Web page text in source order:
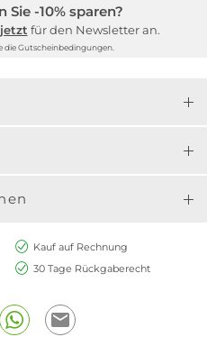
Sie -10% sparen?
jetzt für den Newsletter an.
die Gutscheinbedingungen.
Kauf auf Rechnung
30 Tage Rückgaberecht